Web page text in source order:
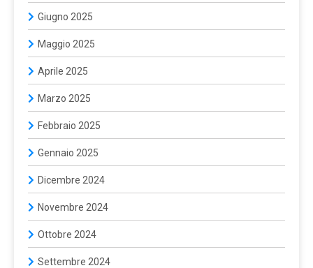
Giugno 2025
Maggio 2025
Aprile 2025
Marzo 2025
Febbraio 2025
Gennaio 2025
Dicembre 2024
Novembre 2024
Ottobre 2024
Settembre 2024